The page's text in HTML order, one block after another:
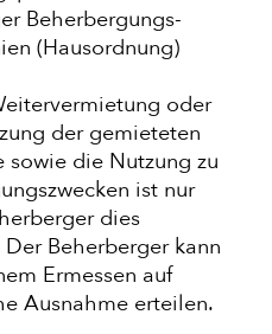
Beherbergungs-
(Hausordnung)
oder
der gemieteten
die Nutzung zu
ist nur
dies
Beherberger kann
Ermessen auf
Ausnahme erteilen.